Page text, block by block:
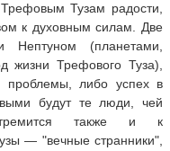
Тузам радости,
к духовным силам. Две
(планетами,
жизни Трефового Туза),
проблемы, либо успех в
будут те люди, чей
также и к
— "вечные странники",